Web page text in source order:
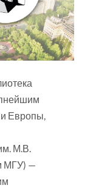
Европы,
М.В.
МГУ) —